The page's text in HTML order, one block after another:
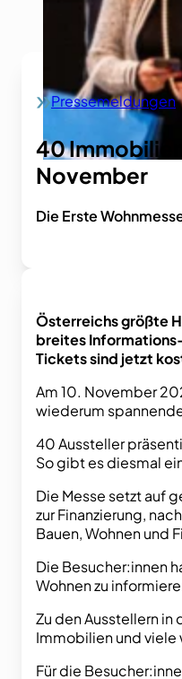
Home
Pressemeldungen
40
November
Die Erste
Österreichs größte
breites
Tickets sind jetzt
Am 10. November
wiederum
40 Aussteller
So gibt es diesmal
Die Messe setzt auf
zur Finanzierung,
Bauen, Wohnen und
Die Besucher:innen
Wohnen zu
Zu den Ausstellern in
Immobilien und viele
Für die